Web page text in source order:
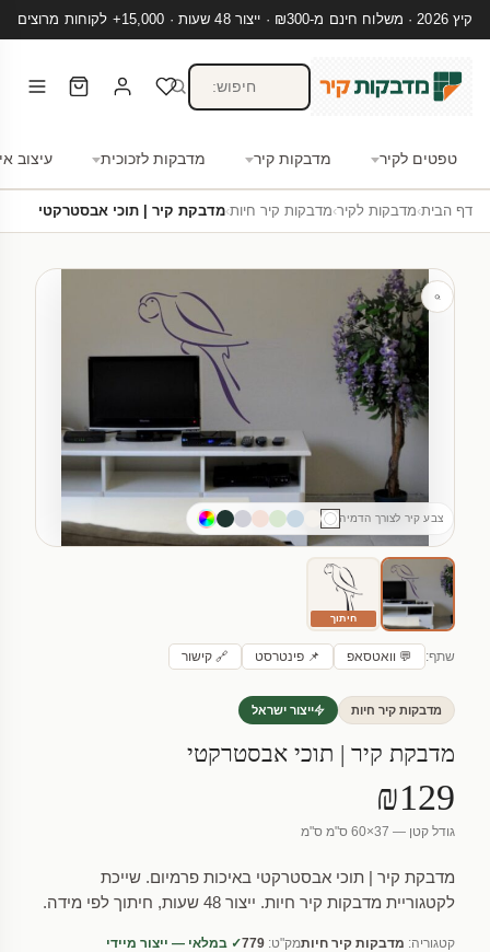
קיץ 2026 · משלוח חינם מ-₪300 · ייצור 48 שעות · 15,000+ לקוחות מרוצים
טפטים לקיר מדבקות קיר מדבקות לזכוכית עיצוב
דף הבית›מדבקות לקיר›מדבקות קיר חיות›מדבקת קיר | תוכי אבסטרקטי
צבע קיר לצורך הדמיה
חיתוך
שתף: 💬 וואטסאפ 📌 פינטרסט 🔗 קישור
מדבקות קיר חיות ייצור ישראל
מדבקת קיר | תוכי אבסטרקטי
₪129
גודל קטן — 37×60 ס"מ ס"מ
מדבקת קיר | תוכי אבסטרקטי באיכות פרמיום. שייכת
לקטגוריית מדבקות קיר חיות. ייצור 48 שעות, חיתוך לפי מידה.
קטגוריה: מדבקות קיר חיותמק"ט: 779✓ במלאי — ייצור מיידי